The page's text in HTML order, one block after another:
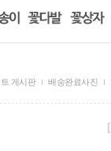
게시판 배송완료사진
[